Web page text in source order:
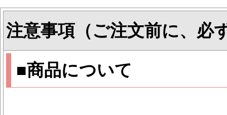
注意事項（ご注文前に、必
■商品について